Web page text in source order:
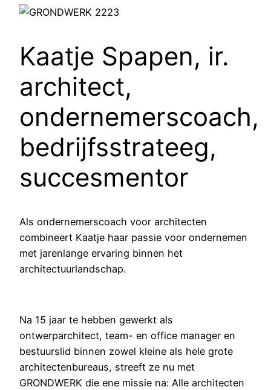
Kaatje Spapen, ir.
architect,
ondernemerscoach,
bedrijfsstrateeg,
succesmentor
Als ondernemerscoach voor architecten
combineert Kaatje haar passie voor ondernemen
met jarenlange ervaring binnen het
architectuurlandschap.
Na 15 jaar te hebben gewerkt als
ontwerparchitect, team- en office manager en
bestuurslid binnen zowel kleine als hele grote
architectenbureaus, streeft ze nu met
GRONDWERK die ene missie na: Alle architecten